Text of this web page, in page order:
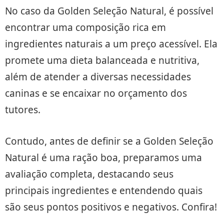
No caso da Golden Seleção Natural, é possível
encontrar uma composição rica em
ingredientes naturais a um preço acessível. Ela
promete uma dieta balanceada e nutritiva,
além de atender a diversas necessidades
caninas e se encaixar no orçamento dos
tutores.
Contudo, antes de definir se a Golden Seleção
Natural é uma ração boa, preparamos uma
avaliação completa, destacando seus
principais ingredientes e entendendo quais
são seus pontos positivos e negativos. Confira!